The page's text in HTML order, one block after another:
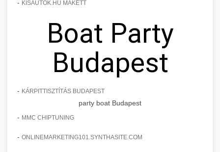
- KISAUTOK.HU MAKETT
Boat Party
Budapest
- KÁRPITTISZTÍTÁS BUDAPEST
party boat Budapest
- MMC CHIPTUNING
- ONLINEMARKETING101.SYNTHASITE.COM